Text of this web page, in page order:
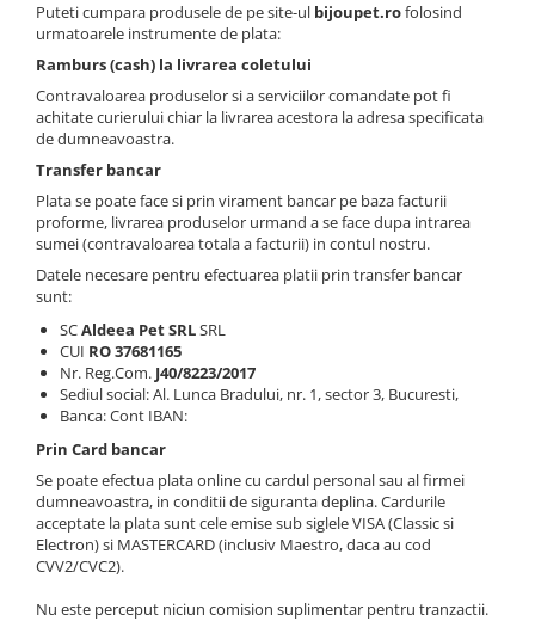
Weego
Nature's Protection
Chicopee
Monge
Taste of the Wild
Devora
Marly&Dan
Acana
Orijen
Platinum
Prestige
Hrana umeda
Recompense caini
Jucarii
Accesorii
Batoane branza Yak
Castroane si Dozatoare
Custi si Genti de Transport
Ansambluri Pisici
Litiere si Asternut
Genti, Patuturi si Custi de
Transport
Produse Igiena si Ingrijire
Suplimente
Diete veterinare
Puteti cumpara produsele de pe site-ul bijoupet.rofolosind
urmatoarele instrumente de plata:
Ramburs (cash) la livrarea coletului
Contravaloarea produselor si a serviciilor comandate pot fi
achitate curierului chiar la livrarea acestora la adresa specificata
de dumneavoastra.
Transfer bancar
Plata se poate face si prin virament bancar pe baza facturii
proforme, livrarea produselor urmand a se face dupa intrarea
sumei (contravaloarea totala a facturii) in contul nostru.
Datele necesare pentru efectuarea platii prin transfer bancar
sunt:
SCAldeea Pet SRLSRL
CUI RO 37681165
Nr. Reg.Com. J40/8223/2017
Sediul social: Al. Lunca Bradului, nr. 1, sector 3, Bucuresti,
Banca: Cont IBAN:
Prin Card bancar
Se poate efectua plata online cu cardul personal sau al firmei
dumneavoastra, in conditii de siguranta deplina. Cardurile
acceptate la plata sunt cele emise sub siglele VISA (Classic si
Electron) si MASTERCARD (inclusiv Maestro, daca au cod
CVV2/CVC2).
Nu este perceput niciun comision suplimentar pentru tranzactii.